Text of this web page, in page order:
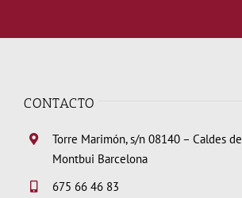
CONTACTO
Torre Marimón, s/n 08140 – Caldes de
Montbui Barcelona
675 66 46 83